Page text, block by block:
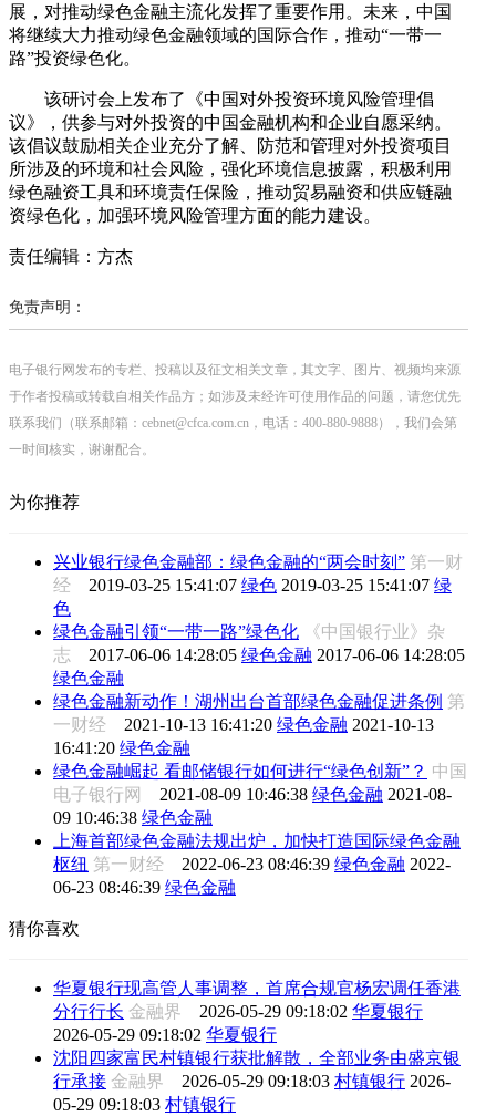
展，对推动绿色金融主流化发挥了重要作用。未来，中国
将继续大力推动绿色金融领域的国际合作，推动“一带一
路”投资绿色化。
该研讨会上发布了《中国对外投资环境风险管理倡
议》，供参与对外投资的中国金融机构和企业自愿采纳。
该倡议鼓励相关企业充分了解、防范和管理对外投资项目
所涉及的环境和社会风险，强化环境信息披露，积极利用
绿色融资工具和环境责任保险，推动贸易融资和供应链融
资绿色化，加强环境风险管理方面的能力建设。
责任编辑：方杰
免责声明：
电子银行网发布的专栏、投稿以及征文相关文章，其文字、图片、视频均来源
于作者投稿或转载自相关作品方；如涉及未经许可使用作品的问题，请您优先
联系我们（联系邮箱：cebnet@cfca.com.cn，电话：400-880-9888），我们会第
一时间核实，谢谢配合。
为你推荐
兴业银行绿色金融部：绿色金融的“两会时刻” 第一财
经 2019-03-25 15:41:07 绿色 2019-03-25 15:41:07 绿
色
绿色金融引领“一带一路”绿色化
《中国银行业》杂
志 2017-06-06 14:28:05 绿色金融 2017-06-06 14:28:05
绿色金融
绿色金融新动作！湖州出台首部绿色金融促进条例 第
一财经 2021-10-13 16:41:20 绿色金融 2021-10-13
16:41:20 绿色金融
绿色金融崛起 看邮储银行如何进行“绿色创新”？ 中国
电子银行网 2021-08-09 10:46:38 绿色金融 2021-08-
09 10:46:38 绿色金融
上海首部绿色金融法规出炉，加快打造国际绿色金融
枢纽 第一财经 2022-06-23 08:46:39 绿色金融 2022-
06-23 08:46:39 绿色金融
猜你喜欢
华夏银行现高管人事调整，首席合规官杨宏调任香港
分行行长 金融界 2026-05-29 09:18:02 华夏银行
2026-05-29 09:18:02 华夏银行
沈阳四家富民村镇银行获批解散，全部业务由盛京银
行承接 金融界 2026-05-29 09:18:03 村镇银行 2026-
05-29 09:18:03 村镇银行